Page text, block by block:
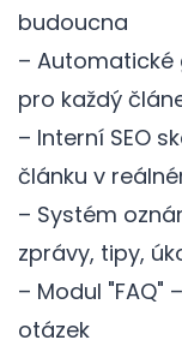
budoucna
–
pro každý
– Interní SEO
článku v
– Systém
zprávy, tipy,
– Modul
otázek